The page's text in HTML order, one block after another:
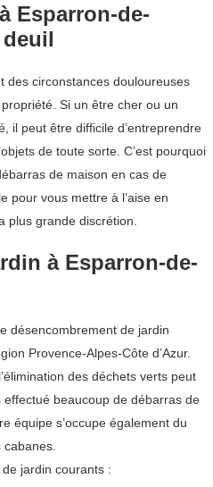
Esparron-de-
des circonstances douloureuses
Si un être cher ou un
il peut être difficile d’entreprendre
de toute sorte. C’est pourquoi
de maison en cas de
pour vous mettre à l’aise en
plus grande discrétion.
à Esparron-de-
désencombrement de jardin
Provence-Alpes-Côte d’Azur.
des déchets verts peut
beaucoup de débarras de
équipe s’occupe également du
jardin courants :